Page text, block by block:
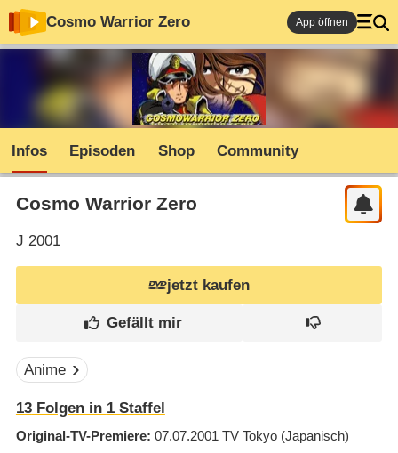
Cosmo Warrior Zero App öffnen
Infos Episoden Shop Community
Cosmo Warrior Zero
J 2001
jetzt kaufen
Anime
13Folgen in 1Staffel
Original-TV-Premiere 07.07.2001 TV Tokyo (Japanisch)